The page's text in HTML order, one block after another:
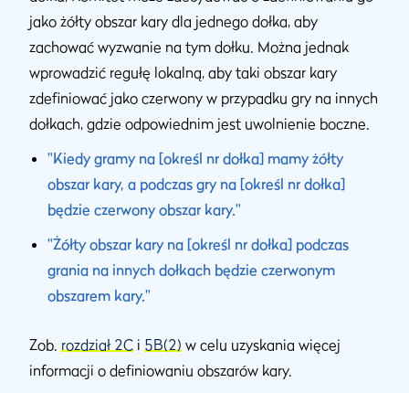
jako żółty obszar kary dla jednego dołka, aby
zachować wyzwanie na tym dołku. Można jednak
wprowadzić regułę lokalną, aby taki obszar kary
zdefiniować jako czerwony w przypadku gry na innych
dołkach, gdzie odpowiednim jest uwolnienie boczne.
"Kiedy gramy na [określ nr dołka] mamy żółty
obszar kary, a podczas gry na [określ nr dołka]
będzie czerwony obszar kary."
"Żółty obszar kary na [określ nr dołka] podczas
grania na innych dołkach będzie czerwonym
obszarem kary."
Zob. rozdział 2C i 5B(2) w celu uzyskania więcej
informacji o definiowaniu obszarów kary.